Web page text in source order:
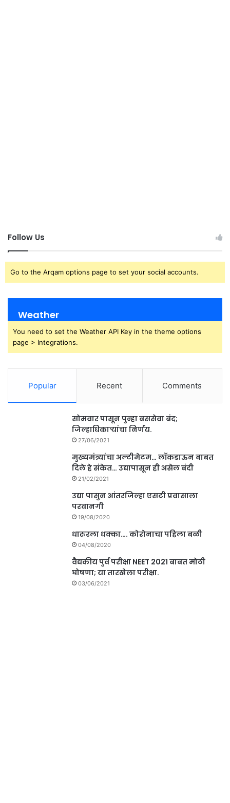
Follow Us
Go to the Arqam options page to set your social accounts.
Weather
You need to set the Weather API Key in the theme options
page > Integrations.
Popular Recent Comments
सोमवार पासून पुन्हा बससेवा बंद;
जिल्हाधिकाऱ्यांचा निर्णय.
27/06/2021
मुख्यमंत्र्यांचा अल्टीमेटम… लॉकडाऊन बाबत
दिले हे संकेत… उद्यापासून ही असेल बंदी
21/02/2021
उद्या पासुन आंतरजिल्हा एसटी प्रवासाला
परवानगी
19/08/2020
धारुरला धक्का…. कोरोनाचा पहिला बळी
04/08/2020
वैद्यकीय पुर्व परीक्षा NEET 2021 बाबत मोठी
घोषणा; या तारखेला परीक्षा.
03/06/2021